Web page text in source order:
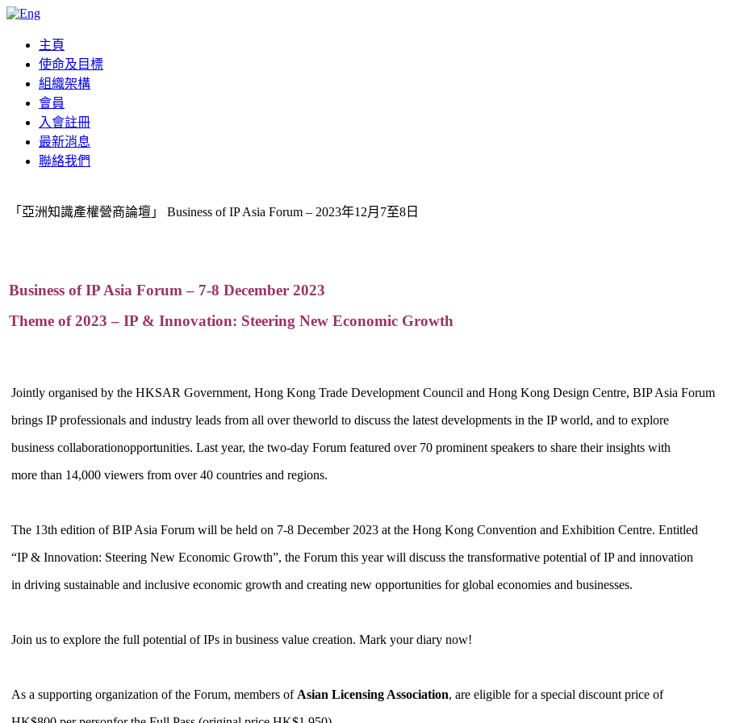
主頁
使命及目標
組織架構
會員
入會註冊
最新消息
聯絡我們
「亞洲知識產權營商論壇」 Business of IP Asia Forum – 2023年12月7至8日
Business of IP Asia Forum – 7-8 December 2023
Theme of 2023 – IP & Innovation: Steering New Economic Growth
Jointly organised by the HKSAR Government, Hong Kong Trade Development Council and Hong Kong Design Centre, BIP Asia Forum
brings IP professionals and industry leads from all over theworld to discuss the latest developments in the IP world, and to explore
business collaborationopportunities. Last year, the two-day Forum featured over 70 prominent speakers to share their insights with
more than 14,000 viewers from over 40 countries and regions.
The 13th edition of BIP Asia Forum will be held on 7-8 December 2023 at the Hong Kong Convention and Exhibition Centre. Entitled
“IP & Innovation: Steering New Economic Growth”, the Forum this year will discuss the transformative potential of IP and innovation
in driving sustainable and inclusive economic growth and creating new opportunities for global economies and businesses.
Join us to explore the full potential of IPs in business value creation. Mark your diary now!
As a supporting organization of the Forum, members of Asian Licensing Association, are eligible for a special discount price of